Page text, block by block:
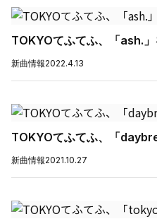
TOKYOてふてふ、「ash.
新曲情報2022.4.13
TOKYOてふてふ、「
新曲情報2021.10.27